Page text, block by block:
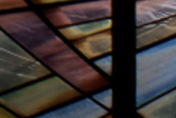
Spring
naar
de
inhoud